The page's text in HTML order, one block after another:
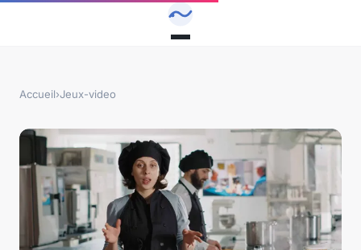
Accueil›Jeux-video